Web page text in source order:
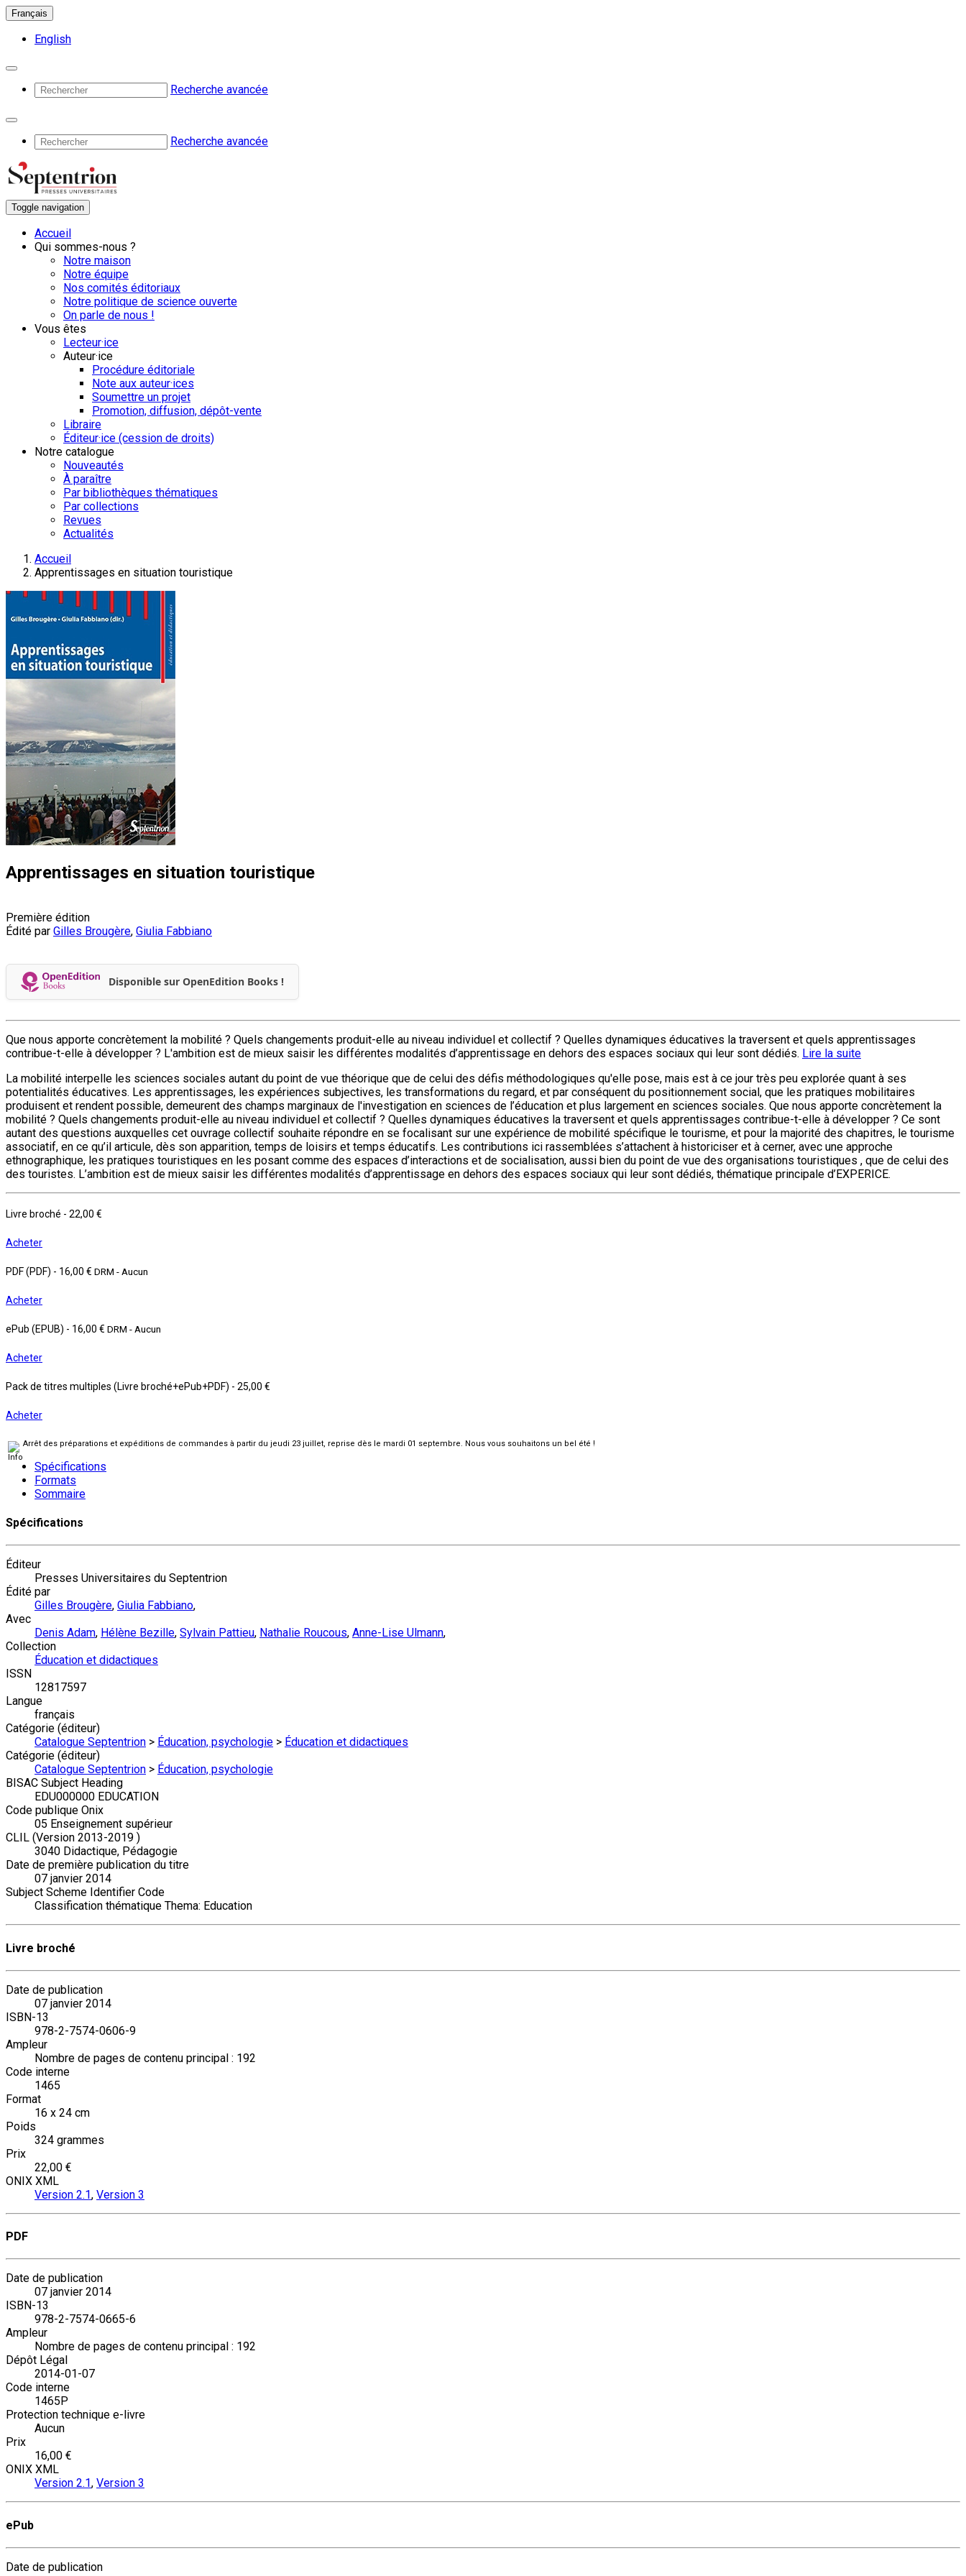
Français
English
Recherche avancée
Recherche avancée
Toggle navigation
Accueil
Qui sommes-nous ?
Notre maison
Notre équipe
Nos comités éditoriaux
Notre politique de science ouverte
On parle de nous !
Vous êtes
Lecteur·ice
Auteur·ice
Procédure éditoriale
Note aux auteur·ices
Soumettre un projet
Promotion, diffusion, dépôt-vente
Libraire
Éditeur·ice (cession de droits)
Notre catalogue
Nouveautés
À paraître
Par bibliothèques thématiques
Par collections
Revues
Actualités
Accueil
Apprentissages en situation touristique
Apprentissages en situation touristique
Première édition
Édité par Gilles Brougère, Giulia Fabbiano
Disponible sur OpenEdition Books !
Que nous apporte concrètement la mobilité ? Quels changements produit-elle au niveau individuel et collectif ? Quelles dynamiques éducatives la traversent et quels apprentissages
contribue-t-elle à développer ? L'ambition est de mieux saisir les différentes modalités d’apprentissage en dehors des espaces sociaux qui leur sont dédiés. Lire la suite
La mobilité interpelle les sciences sociales autant du point de vue théorique que de celui des défis méthodologiques qu'elle pose, mais est à ce jour très peu explorée quant à ses
potentialités éducatives. Les apprentissages, les expériences subjectives, les transformations du regard, et par conséquent du positionnement social, que les pratiques mobilitaires
produisent et rendent possible, demeurent des champs marginaux de l'investigation en sciences de l’éducation et plus largement en sciences sociales. Que nous apporte concrètement la
mobilité ? Quels changements produit-elle au niveau individuel et collectif ? Quelles dynamiques éducatives la traversent et quels apprentissages contribue-t-elle à développer ? Ce sont
autant des questions auxquelles cet ouvrage collectif souhaite répondre en se focalisant sur une expérience de mobilité spécifique le tourisme, et pour la majorité des chapitres, le tourisme
associatif, en ce qu’il articule, dès son apparition, temps de loisirs et temps éducatifs. Les contributions ici rassemblées s’attachent à historiciser et à cerner, avec une approche
ethnographique, les pratiques touristiques en les posant comme des espaces d’interactions et de socialisation, aussi bien du point de vue des organisations touristiques , que de celui des
des touristes. L’ambition est de mieux saisir les différentes modalités d’apprentissage en dehors des espaces sociaux qui leur sont dédiés, thématique principale d’EXPERICE.
Livre broché - 22,00 €
Acheter
PDF (PDF) - 16,00 € DRM - Aucun
Acheter
ePub (EPUB) - 16,00 € DRM - Aucun
Acheter
Pack de titres multiples (Livre broché+ePub+PDF) - 25,00 €
Acheter
Arrêt des préparations et expéditions de commandes à partir du jeudi 23 juillet, reprise dès le mardi 01 septembre. Nous vous souhaitons un bel été !
Spécifications
Formats
Sommaire
Spécifications
Éditeur
Presses Universitaires du Septentrion
Édité par
Gilles Brougère, Giulia Fabbiano,
Avec
Denis Adam, Hélène Bezille, Sylvain Pattieu, Nathalie Roucous, Anne-Lise Ulmann,
Collection
Éducation et didactiques
ISSN
12817597
Langue
français
Catégorie (éditeur)
Catalogue Septentrion > Éducation, psychologie > Éducation et didactiques
Catégorie (éditeur)
Catalogue Septentrion > Éducation, psychologie
BISAC Subject Heading
EDU000000 EDUCATION
Code publique Onix
05 Enseignement supérieur
CLIL (Version 2013-2019 )
3040 Didactique, Pédagogie
Date de première publication du titre
07 janvier 2014
Subject Scheme Identifier Code
Classification thématique Thema: Education
Livre broché
Date de publication
07 janvier 2014
ISBN-13
978-2-7574-0606-9
Ampleur
Nombre de pages de contenu principal : 192
Code interne
1465
Format
16 x 24 cm
Poids
324 grammes
Prix
22,00 €
ONIX XML
Version 2.1, Version 3
PDF
Date de publication
07 janvier 2014
ISBN-13
978-2-7574-0665-6
Ampleur
Nombre de pages de contenu principal : 192
Dépôt Légal
2014-01-07
Code interne
1465P
Protection technique e-livre
Aucun
Prix
16,00 €
ONIX XML
Version 2.1, Version 3
ePub
Date de publication